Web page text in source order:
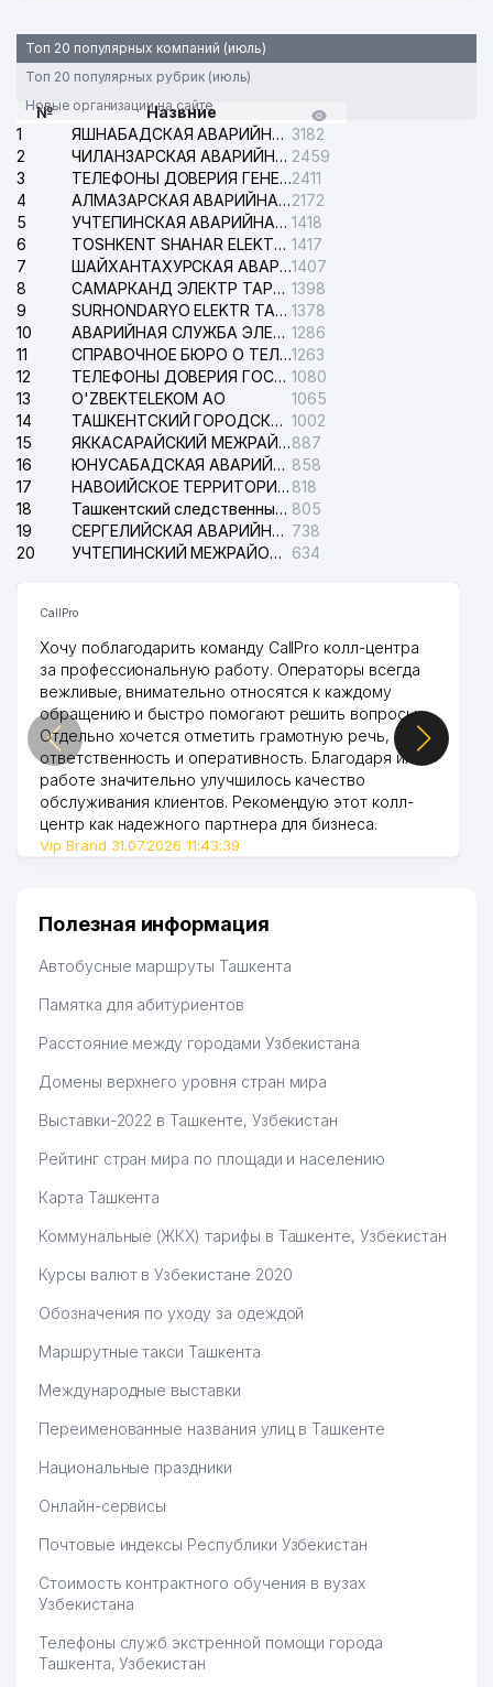
30 BISH-SERVIS ООО
ПОЧЁТНОЕ КОНСУЛЬСТВО
КОРОЛЕВСТВА НИДЕРЛАНДОВ
Топ 20 популярных компаний (июль)
Топ 20 популярных рубрик (июль)
Новые организации на сайте
№
Назвние
1
ЯШНАБАДСКАЯ АВАРИЙНАЯ СЛУЖБА ЭЛЕКТРОСЕТИ 3182
2
ЧИЛАНЗАРСКАЯ АВАРИЙНАЯ СЛУЖБА ЭЛЕКТРОСЕТИ 2459
3
ТЕЛЕФОНЫ ДОВЕРИЯ ГЕНЕРАЛЬНОЙ ПРОКУРАТУРЫ РЕСПУБЛИКИ УЗБЕКИСТАН2411
4
АЛМАЗАРСКАЯ АВАРИЙНАЯ СЛУЖБА ЭЛЕКТРОСЕТИ2172
5
УЧТЕПИНСКАЯ АВАРИЙНАЯ СЛУЖБА ЭЛЕКТРОСЕТИ 1418
6
TOSHKENT SHAHAR ELEKTR TARMOQLARI KORXONASI АО 1417
7
ШАЙХАНТАХУРСКАЯ АВАРИЙНАЯ СЛУЖБА ЭЛЕКТРОСЕТИ1407
8
САМАРКАНД ЭЛЕКТР ТАРМОКЛАРИ АО 1398
9
SURHONDARYO ELEKTR TARMOKLARI АО 1378
10
АВАРИЙНАЯ СЛУЖБА ЭЛЕКТРОСЕТИ ТАШКЕНТСКОГО РАЙОНА 1286
11
СПРАВОЧНОЕ БЮРО О ТЕЛЕФОНАХ ОРГАНИЗАЦИЙ г. ТАШКЕНТА1263
12
ТЕЛЕФОНЫ ДОВЕРИЯ ГОСУДАРСТВЕННОГО ЦЕНТРА ТЕСТИРОВАНИЯ 1080
13
O'ZBEKTELEKOM АО
1065
14
ТАШКЕНТСКИЙ ГОРОДСКОЙ СУД ПО ГРАЖДАНСКИМ ДЕЛАМ 1002
15
ЯККАСАРАЙСКИЙ МЕЖРАЙОННЫЙ СУД ПО ГРАЖДАНСКИМ ДЕЛАМ887
16
ЮНУСАБАДСКАЯ АВАРИЙНАЯ СЛУЖБА ЭЛЕКТРОСЕТИ 858
17
НАВОИЙСКОЕ ТЕРРИТОРИАЛЬНОЕ ПРЕДПРИЯТИЕ ЭЛЕКТРОСЕТИ АО 818
18
Ташкентский следственный изолятор 805
19
СЕРГЕЛИЙСКАЯ АВАРИЙНАЯ СЛУЖБА ЭЛЕКТРОСЕТИ 738
20
УЧТЕПИНСКИЙ МЕЖРАЙОННЫЙ СУД ПО ГРАЖДАНСКИМ ДЕЛАМ 634
CallPro
Хочу поблагодарить команду CallPro колл-центра
за профессиональную работу. Операторы всегда
вежливые, внимательно относятся к каждому
обращению и быстро помогают решить вопросы.
Отдельно хочется отметить грамотную речь,
ответственность и оперативность. Благодаря их
работе значительно улучшилось качество
обслуживания клиентов. Рекомендую этот колл-
центр как надежного партнера для бизнеса.
Vip Brand 31.07.2026 11:43:39
Полезная информация
Автобусные маршруты Ташкента
Памятка для абитуриентов
Расстояние между городами Узбекистана
Домены верхнего уровня стран мира
Выставки-2022 в Ташкенте, Узбекистан
Рейтинг стран мира по площади и населению
Карта Ташкента
Коммунальные (ЖКХ) тарифы в Ташкенте, Узбекистан
Курсы валют в Узбекистане 2020
Обозначения по уходу за одеждой
Маршрутные такси Ташкента
Международные выставки
Переименованные названия улиц в Ташкенте
Национальные праздники
Онлайн-сервисы
Почтовые индексы Республики Узбекистан
Стоимость контрактного обучения в вузах
Узбекистана
Телефоны служб экстренной помощи города
Ташкента, Узбекистан